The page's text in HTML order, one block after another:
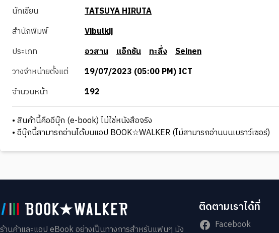
นักเขียน
TATSUYA HIRUTA
สำนักพิมพ์
Vibulkij
ประเภท
อวสาน แอ็กชัน ทะลึ่ง Seinen
วางจำหน่ายตั้งแต่
19/07/2023 (05:00 PM) ICT
จำนวนหน้า
192
• สินค้านี้คืออีบุ๊ก (e-book) ไม่ใช่หนังสือจริง
• อีบุ๊กนี้สามารถอ่านได้บนแอป BOOK☆WALKER (ไม่สามารถอ่านบนเบราว์เซอร์)
ร้านค้าและแอป eBook อย่างเป็นทางการสำหรับแฟนๆ มัง
ติดตามเราได้ที่
Facebook